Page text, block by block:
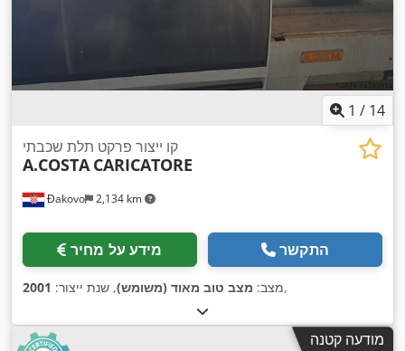
1 / 14
Đakovo 2,134 km
קו ייצור פרקט תלת שכבתי
A.COSTA CARICATORE
מידע על מחיר התקשר
מצב: מצב טוב מאוד (משומש), שנת ייצור: 2001 ,
מודעה קטנה